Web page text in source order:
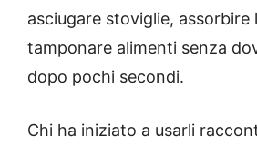
asciugare stoviglie, assorbire
tamponare alimenti senza
dopo pochi secondi.
Chi ha iniziato a usarli